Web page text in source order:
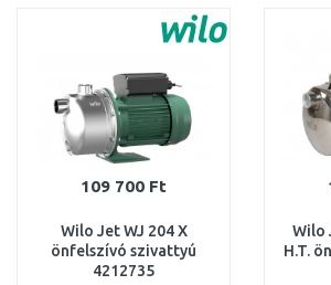
Összehasonlítás
109 700 Ft
Wilo Jet WJ 204 X
önfelszívó szivattyú
4212735
Wilo
H.T.